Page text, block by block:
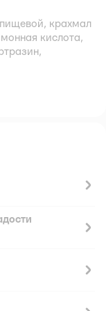
крахмал
кислота,